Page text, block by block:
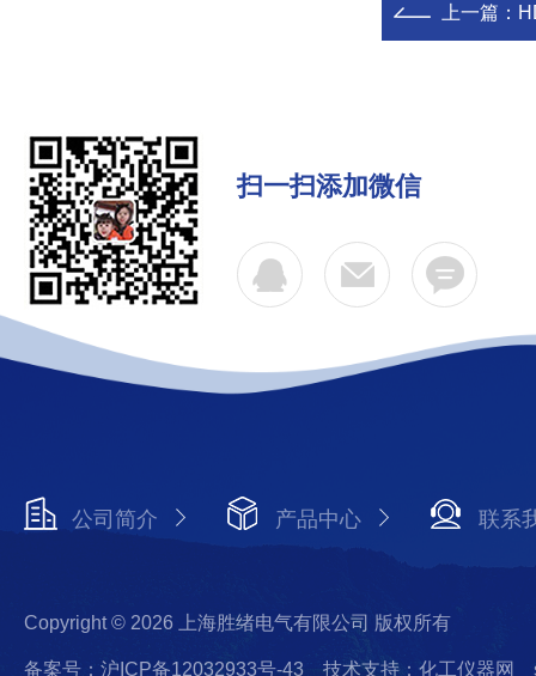
上一篇：
扫一扫添加微信
公司简介 产品中心 联系
Copyright © 2026 上海胜绪电气有限公司 版权所有
备案号：沪ICP备12032933号-43 技术支持：化工仪器网